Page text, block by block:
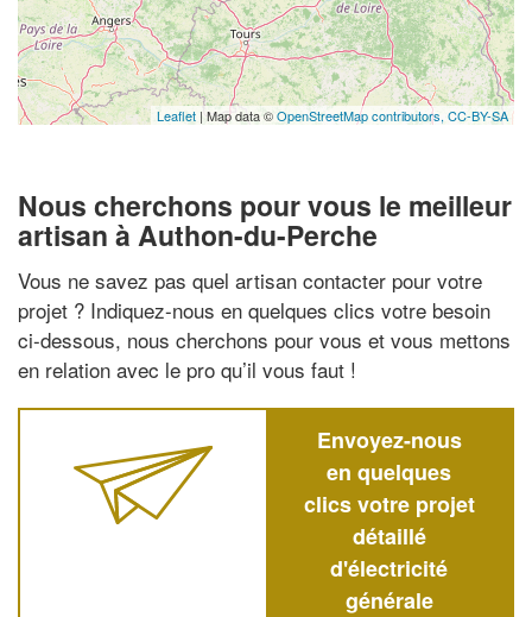
Leaflet | Map data ©OpenStreetMap contributors, CC-BY-SA
Nous cherchons pour vous le meilleur
artisan à Authon-du-Perche
Vous ne savez pas quel artisan contacter pour votre
projet ? Indiquez-nous en quelques clics votre besoin
ci-dessous, nous cherchons pour vous et vous mettons
en relation avec le pro qu’il vous faut !
Envoyez-nous
en quelques
clics votre projet
détaillé
d'électricité
générale